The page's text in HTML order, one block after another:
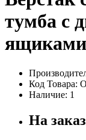
тумба с
Код Товара:
Наличие: 1
На заказ